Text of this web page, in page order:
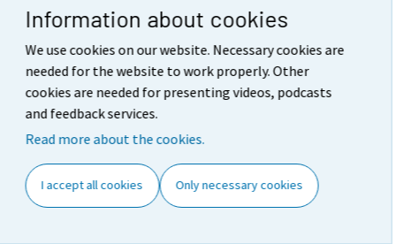
Information about cookies
We use cookies on our website. Necessary cookies are
needed for the website to work properly. Other
cookies are needed for presenting videos, podcasts
and feedback services.
Read more about the cookies.
I accept all cookies Only necessary cookies
(12.5.2006)
Rakennuskustannusindeksi 2000=100 ja
kuluttajahintaindeksi 2000=100(10.3.2006)
Rakentamisen liikevaihtoindeksi 2000=100(12.5.2006)
Talonrakentamisen liikevaihtoindeksi 2000=100
(12.5.2006)
Vapaarahoitteisten asuntojen vuokratasot 2006, 2.
Vuokrien kehitys 2003=100